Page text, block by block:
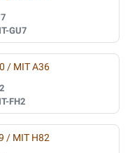
GU7
/ MIT A36
FH2
/ MIT H82